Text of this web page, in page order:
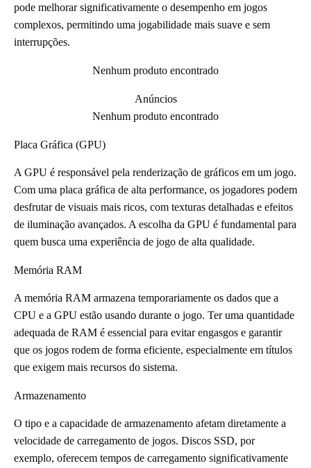
pode melhorar significativamente o desempenho em jogos
complexos, permitindo uma jogabilidade mais suave e sem
interrupções.
Nenhum produto encontrado
Anúncios
Nenhum produto encontrado
Placa Gráfica (GPU)
A GPU é responsável pela renderização de gráficos em um jogo.
Com uma placa gráfica de alta performance, os jogadores podem
desfrutar de visuais mais ricos, com texturas detalhadas e efeitos
de iluminação avançados. A escolha da GPU é fundamental para
quem busca uma experiência de jogo de alta qualidade.
Memória RAM
A memória RAM armazena temporariamente os dados que a
CPU e a GPU estão usando durante o jogo. Ter uma quantidade
adequada de RAM é essencial para evitar engasgos e garantir
que os jogos rodem de forma eficiente, especialmente em títulos
que exigem mais recursos do sistema.
Armazenamento
O tipo e a capacidade de armazenamento afetam diretamente a
velocidade de carregamento de jogos. Discos SSD, por
exemplo, oferecem tempos de carregamento significativamente